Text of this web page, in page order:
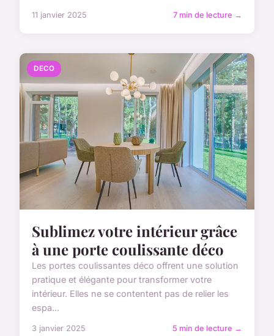
11 janvier 2025 7 min de lecture →
DECO
Sublimez votre intérieur grâce
à une porte coulissante déco
Les portes coulissantes déco offrent une solution
pratique et élégante pour transformer votre
intérieur. Elles ne se contentent pas de relier les
espa...
3 janvier 2025 5 min de lecture →